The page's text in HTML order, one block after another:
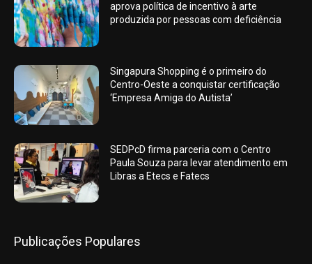
aprova política de incentivo à arte
produzida por pessoas com deficiência
Singapura Shopping é o primeiro do
Centro-Oeste a conquistar certificação
‘Empresa Amiga do Autista’
SEDPcD firma parceria com o Centro
Paula Souza para levar atendimento em
Libras a Etecs e Fatecs
Publicações Populares